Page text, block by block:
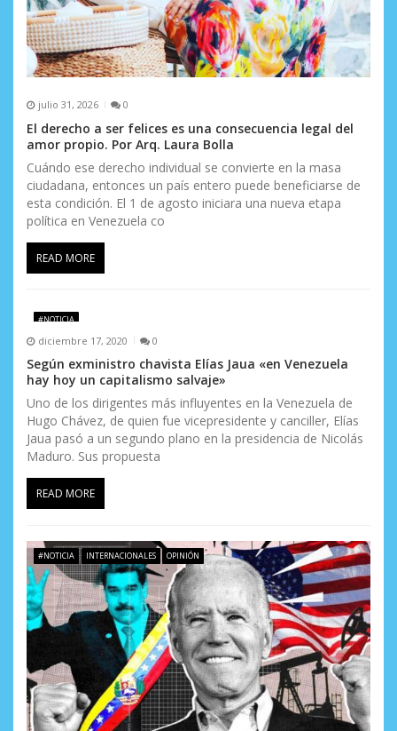
d
a
s
julio 31, 2026 0
El derecho a ser felices es una consecuencia legal del
amor propio. Por Arq. Laura Bolla
Cuándo ese derecho individual se convierte en la masa
ciudadana, entonces un país entero puede beneficiarse de
esta condición. El 1 de agosto iniciara una nueva etapa
política en Venezuela co
READ MORE
#NOTICIA
diciembre 17, 2020 0
Según exministro chavista Elías Jaua «en Venezuela
hay hoy un capitalismo salvaje»
Uno de los dirigentes más influyentes en la Venezuela de
Hugo Chávez, de quien fue vicepresidente y canciller, Elías
Jaua pasó a un segundo plano en la presidencia de Nicolás
Maduro. Sus propuesta
READ MORE
#NOTICIA INTERNACIONALES OPINIÓN